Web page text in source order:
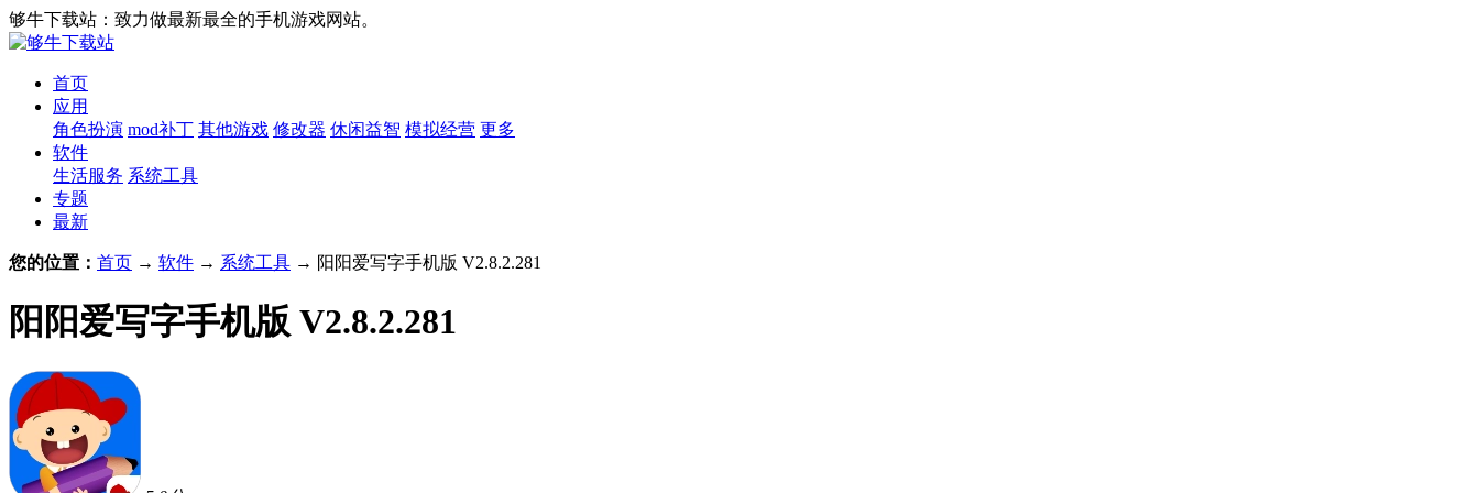
够牛下载站：致力做最新最全的手机游戏网站。
首页
应用
角色扮演 mod补丁 其他游戏 修改器 休闲益智 模拟经营 更多
软件
生活服务 系统工具
专题
最新
您的位置： 首页 → 软件 → 系统工具 → 阳阳爱写字手机版 V2.8.2.281
阳阳爱写字手机版 V2.8.2.281